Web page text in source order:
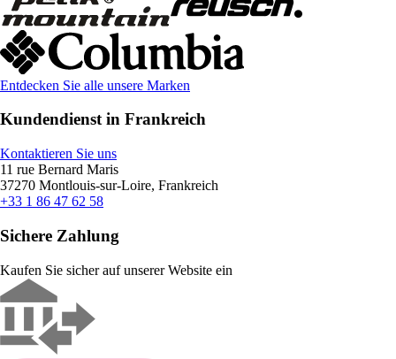
Entdecken Sie alle unsere Marken
Kundendienst in Frankreich
Kontaktieren Sie uns
11 rue Bernard Maris
37270 Montlouis-sur-Loire, Frankreich
+33 1 86 47 62 58
Sichere Zahlung
Kaufen Sie sicher auf unserer Website ein